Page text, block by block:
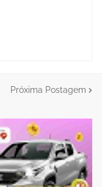
Próxima Postagem